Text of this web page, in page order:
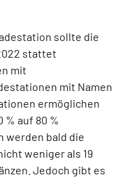
sollte die
stattet
mit
mit Namen
ermöglichen
% auf 80 %
werden bald die
weniger als 19
Jedoch gibt es